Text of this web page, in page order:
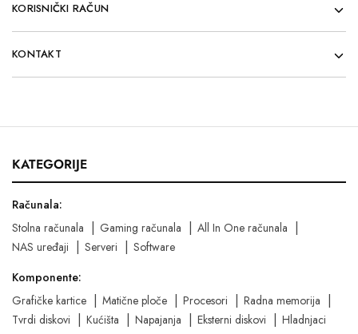
KORISNIČKI RAČUN
KONTAKT
KATEGORIJE
Računala:
Stolna računala
Gaming računala
All In One računala
NAS uređaji
Serveri
Software
Komponente:
Grafičke kartice
Matične ploče Procesori
Radna memorija
Tvrdi diskovi
Kućišta Napajanja Eksterni diskovi
Hladnjaci